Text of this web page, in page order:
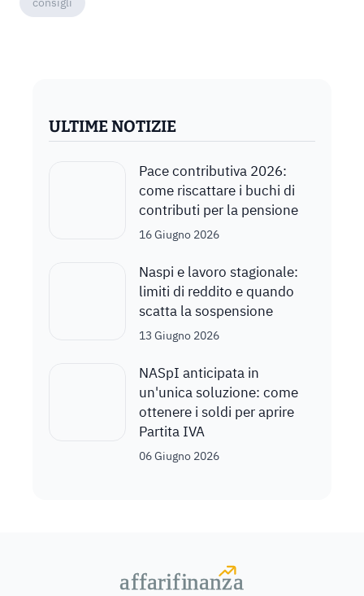
ULTIME NOTIZIE
Pace contributiva 2026:
come riscattare i buchi di
contributi per la pensione
16 Giugno 2026
Naspi e lavoro stagionale:
limiti di reddito e quando
scatta la sospensione
13 Giugno 2026
NASpI anticipata in
un'unica soluzione: come
ottenere i soldi per aprire
Partita IVA
06 Giugno 2026
affarifinanza
affarifinanza